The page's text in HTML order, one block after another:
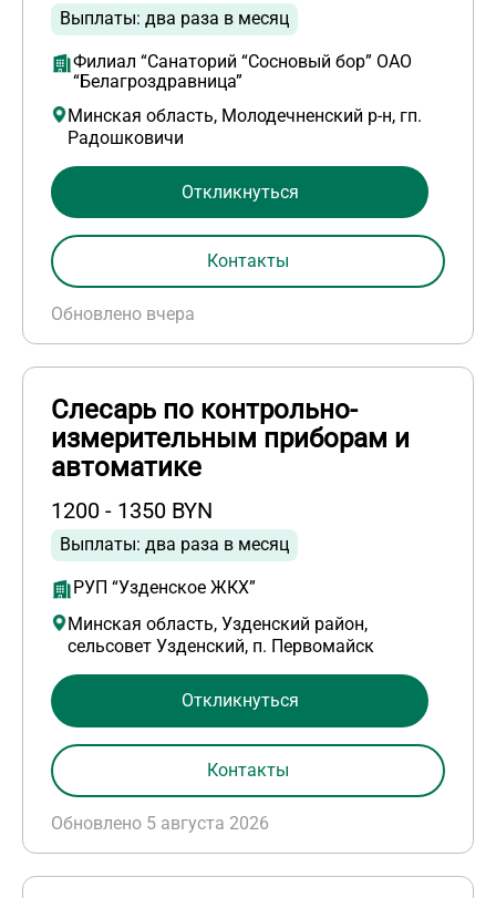
Выплаты: два раза в месяц
Филиал “Санаторий “Сосновый бор” ОАО
“Белагроздравница”
Минская область, Молодечненский р-н, гп.
Радошковичи
Обновлено вчера
Откликнуться
Контакты
Слесарь по контрольно-
измерительным приборам и
автоматике
1200 - 1350 BYN
Выплаты: два раза в месяц
РУП “Узденское ЖКХ”
Минская область, Узденский район,
сельсовет Узденский, п. Первомайск
Обновлено 5 августа 2026
Откликнуться
Контакты